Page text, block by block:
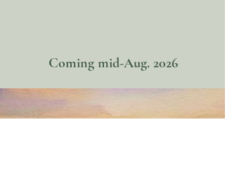
Coming mid-Aug. 2026